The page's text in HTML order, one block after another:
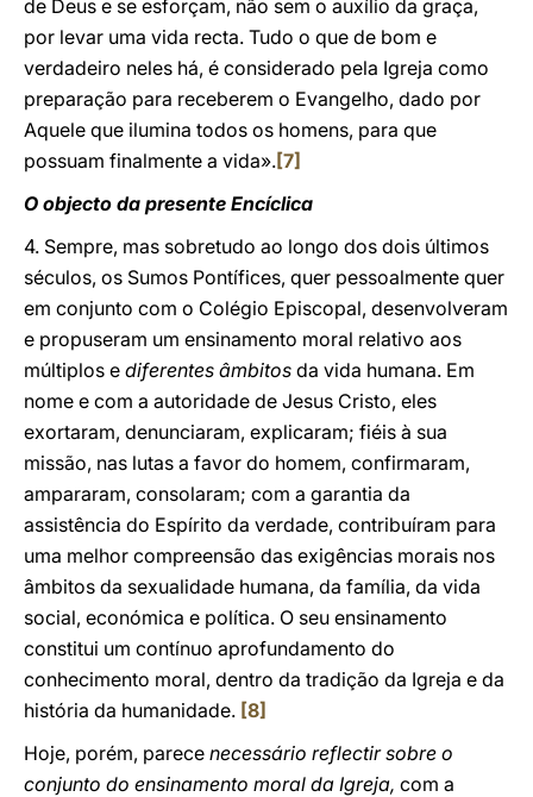
de Deus e se esforçam, não sem o auxílio da graça,
por levar uma vida recta. Tudo o que de bom e
verdadeiro neles há, é considerado pela Igreja como
preparação para receberem o Evangelho, dado por
Aquele que ilumina todos os homens, para que
possuam finalmente a vida».[7]
O objecto da presente Encíclica
4. Sempre, mas sobretudo ao longo dos dois últimos
séculos, os Sumos Pontífices, quer pessoalmente quer
em conjunto com o Colégio Episcopal, desenvolveram
e propuseram um ensinamento moral relativo aos
múltiplos e diferentes âmbitos da vida humana. Em
nome e com a autoridade de Jesus Cristo, eles
exortaram, denunciaram, explicaram; fiéis à sua
missão, nas lutas a favor do homem, confirmaram,
ampararam, consolaram; com a garantia da
assistência do Espírito da verdade, contribuíram para
uma melhor compreensão das exigências morais nos
âmbitos da sexualidade humana, da família, da vida
social, económica e política. O seu ensinamento
constitui um contínuo aprofundamento do
conhecimento moral, dentro da tradição da Igreja e da
história da humanidade. [8]
Hoje, porém, parece necessário reflectir sobre o
conjunto do ensinamento moral da Igreja, com a